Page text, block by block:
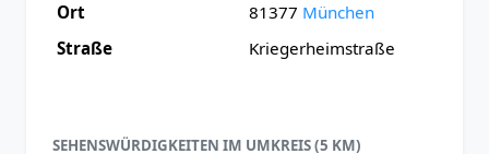
Ort
81377 München
Straße
Kriegerheimstraße
SEHENSWÜRDIGKEITEN IM UMKREIS (5 KM)